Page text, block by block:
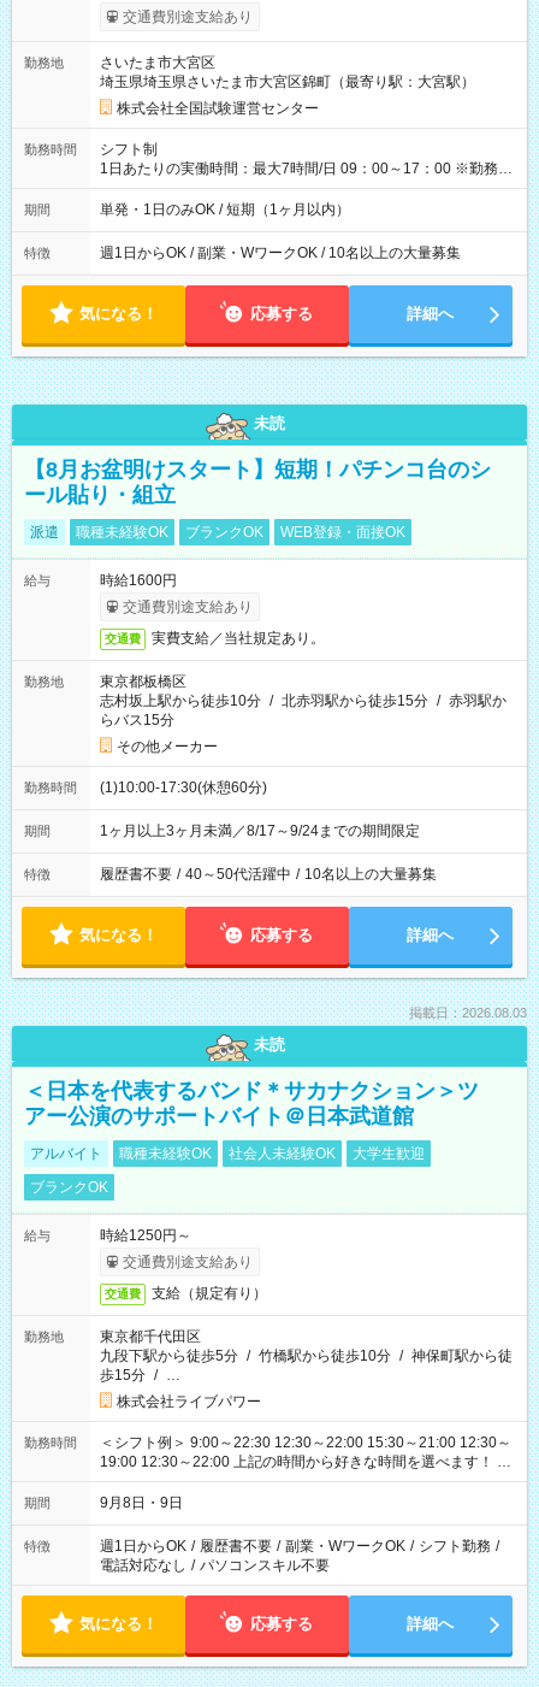
※勤務回数により昇給あり 【即給（前払い）オプションあ
り！】 希望される場合、勤務から1週間ほどで給与の一部を受け
例】 ・河合塾模擬試験 8:30～17:30（休憩1時間） 時給1,300円
×8時間＝日収10,400円＋交通費 ※当日の役割により時給＋100
円の場合あり ・国家試験 7:00～13:30（休憩なし） 時給1,300
円（役割手当＋100円）×6時間＝日収8,400円＋交通費 【試用期
間】試用期間なし
交通費別途支給あり
勤務地
さいたま市大宮区
埼玉県埼玉県さいたま市大宮区錦町（最寄り駅：大宮駅）
株式会社全国試験運営センター
勤務時間
シフト制
1日あたりの実働時間：最大7時間/日 09：00～17：00 ※勤務時
間は 試験により異なります。
期間 単発・1日のみOK / 短期（1ヶ月以内）
特徴 週1日からOK / 副業・WワークOK / 10名以上の大量募集
気になる！ 応募する 詳細へ
未読
【8月お盆明けスタート】短期！パチンコ台のシ
ール貼り・組立
派遣 職種未経験OK ブランクOK WEB登録・面接OK
給与
時給1600円
交通費別途支給あり
交通費 実費支給／当社規定あり。
勤務地
東京都板橋区
志村坂上駅から徒歩10分 / 北赤羽駅から徒歩15分 / 赤羽駅か
らバス15分
その他メーカー
勤務時間 (1)10:00-17:30(休憩60分)
期間 1ヶ月以上3ヶ月未満／8/17～9/24までの期間限定
特徴 履歴書不要 / 40～50代活躍中 / 10名以上の大量募集
気になる！ 応募する 詳細へ
掲載日：2026.08.03
未読
＜日本を代表するバンド＊サカナクション＞ツ
アー公演のサポートバイト＠日本武道館
アルバイト 職種未経験OK 社会人未経験OK
大学生歓迎
ブランクOK
給与
時給1250円～
交通費別途支給あり
交通費 支給（規定有り）
勤務地
東京都千代田区
九段下駅から徒歩5分 / 竹橋駅から徒歩10分 / 神保町駅から徒
歩15分 / …
株式会社ライブパワー
勤務時間
＜シフト例＞ 9:00～22:30 12:30～22:00 15:30～21:00 12:30～
19:00 12:30～22:00 上記の時間から好きな時間を選べます！ ※
時間は変更となる可能性があります
期間 9月8日・9日
特徴 週1日からOK / 履歴書不要 / 副業・WワークOK / シフト勤務 /
電話対応なし / パソコンスキル不要
気になる！ 応募する 詳細へ